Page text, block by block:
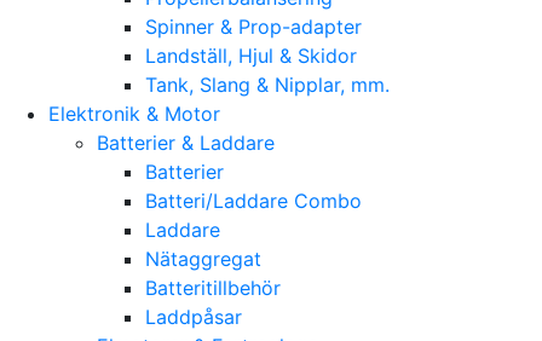
Spinner & Prop-adapter
Landställ, Hjul & Skidor
Tank, Slang & Nipplar, mm.
Elektronik & Motor
Batterier & Laddare
Batterier
Batteri/Laddare Combo
Laddare
Nätaggregat
Batteritillbehör
Laddpåsar